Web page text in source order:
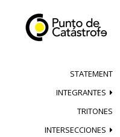
Skip
STATEMENT
INTEGRANTES
TRITONES
INTERSECCIONES